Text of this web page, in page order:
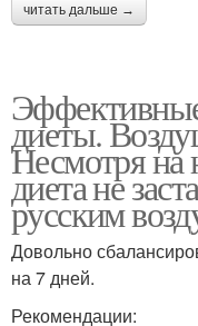
читать дальше →
диеты.
Несмотря на
диета не
русским
Довольно
на 7 дней.
Рекомендации: